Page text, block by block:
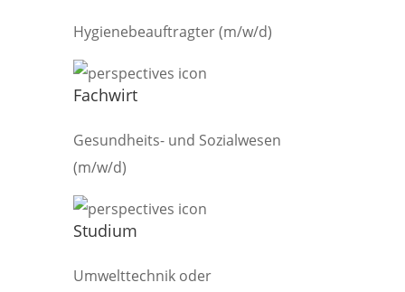
Hygienebeauftragter (m/w/d)
Fachwirt
Gesundheits- und Sozialwesen
(m/w/d)
Studium
Umwelttechnik oder